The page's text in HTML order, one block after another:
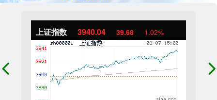
上证指数 3940.04 39.68 1.02%